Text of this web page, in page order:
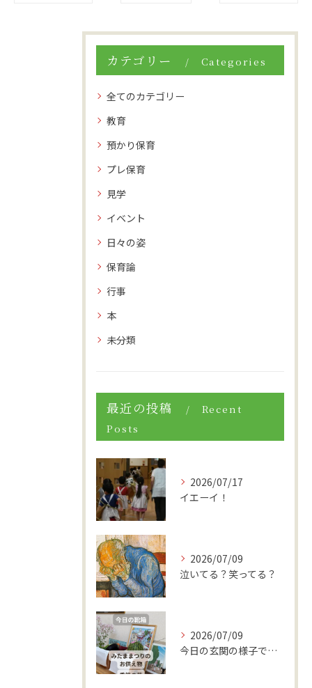
カテゴリー Categories
全てのカテゴリー
教育
預かり保育
プレ保育
見学
イベント
日々の姿
保育論
行事
本
未分類
最近の投稿
Recent
Posts
2026/07/17
イエーイ！
2026/07/09
泣いてる？笑ってる？
2026/07/09
今日の玄関の様子です。